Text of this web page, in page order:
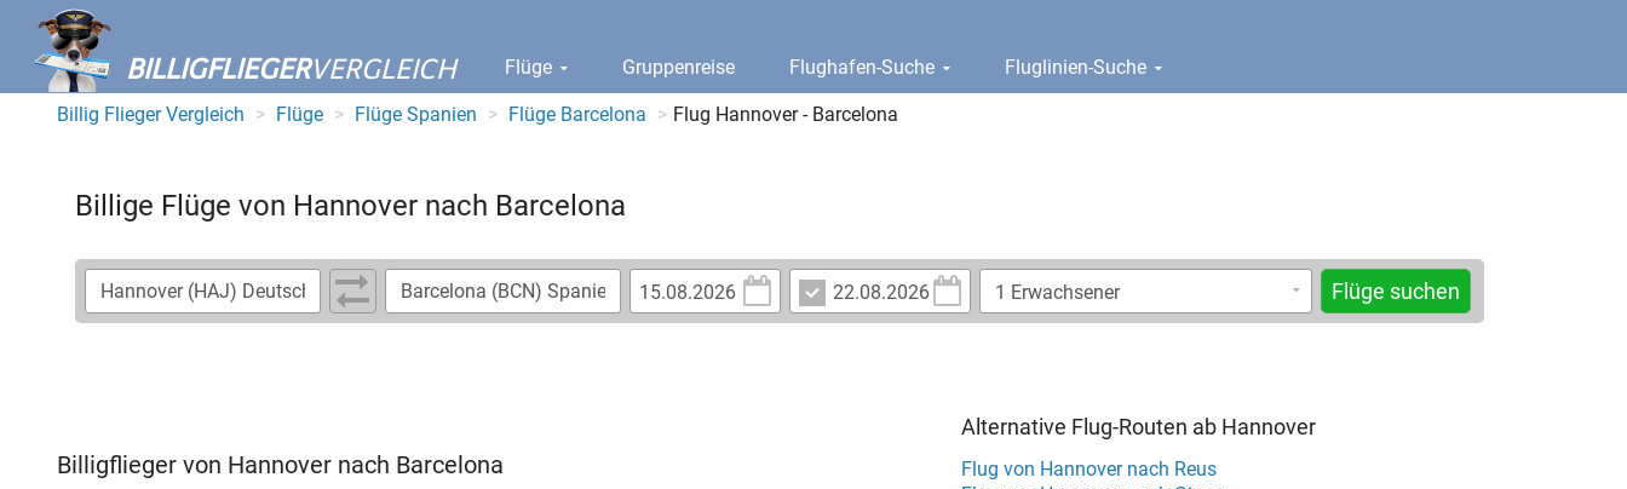
BILLIGFLIEGERVERGLEICH Flüge Gruppenreise Flughafen-Suche Fluglinien-Suche
Billig Flieger Vergleich Flüge Flüge Spanien Flüge Barcelona Flug Hannover - Barcelona
Billige Flüge von Hannover nach Barcelona
Flüge suchen
Billigflieger von Hannover nach Barcelona
Alternative Flug-Routen ab Hannover
Flug von Hannover nach Reus